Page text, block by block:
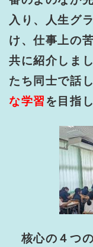
入り、人生グ
け、仕事上の
共に紹介しま
たち同士で話
な学習 を目指
核心の４つ